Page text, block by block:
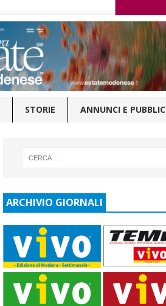
STORIE ANNUNCI E
ARCHIVIO GIORNALI